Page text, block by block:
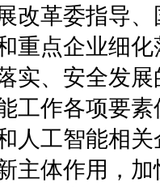
改革委指导
重点企业细
实、安全发
工作各项要
人工智能相
主体作用，